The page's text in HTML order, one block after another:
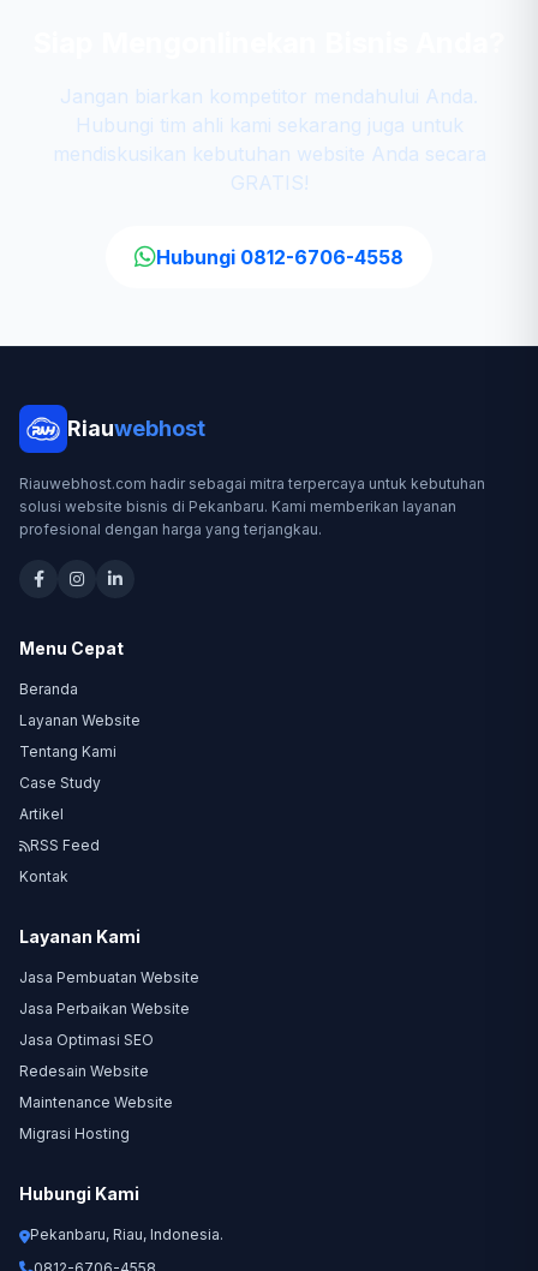
Jangan biarkan kompetitor mendahului Anda.
Hubungi tim ahli kami sekarang juga untuk
mendiskusikan kebutuhan website Anda secara
GRATIS!
Hubungi 0812-6706-4558
Riauwebhost
Riauwebhost.com hadir sebagai mitra terpercaya untuk kebutuhan
solusi website bisnis di Pekanbaru. Kami memberikan layanan
profesional dengan harga yang terjangkau.
Menu Cepat
Beranda
Layanan Website
Tentang Kami
Case Study
Artikel
RSS Feed
Kontak
Layanan Kami
Jasa Pembuatan Website
Jasa Perbaikan Website
Jasa Optimasi SEO
Redesain Website
Maintenance Website
Migrasi Hosting
Hubungi Kami
Pekanbaru, Riau, Indonesia.